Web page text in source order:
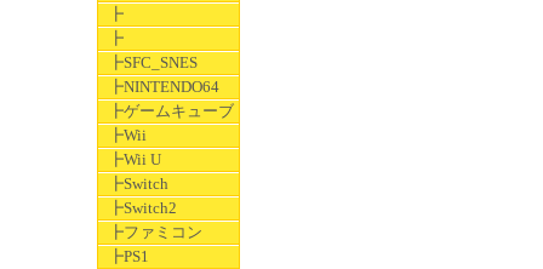
┣
┣
┣SFC_SNES
┣NINTENDO64
┣ゲームキューブ
┣Wii
┣Wii U
┣Switch
┣Switch2
┣ファミコン
┣PS1